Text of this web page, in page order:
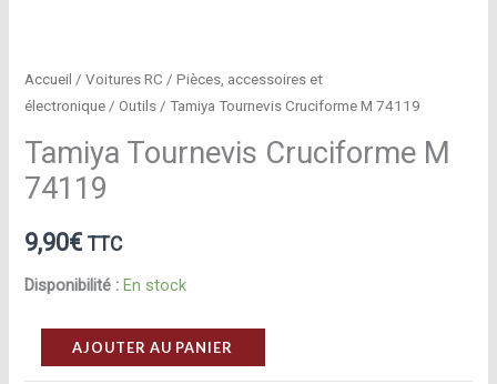
Accueil /Voitures RC /Pièces, accessoires et
électronique /Outils / Tamiya Tournevis Cruciforme M 74119
Tamiya Tournevis Cruciforme M
74119
9,90€ TTC
Disponibilité : En stock
quantité
de
AJOUTER AU PANIER